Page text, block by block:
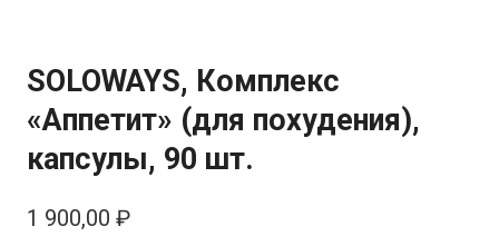
SOLOWAYS, Комплекс
«Аппетит» (для похудения),
капсулы, 90 шт.
1 900,00 ₽